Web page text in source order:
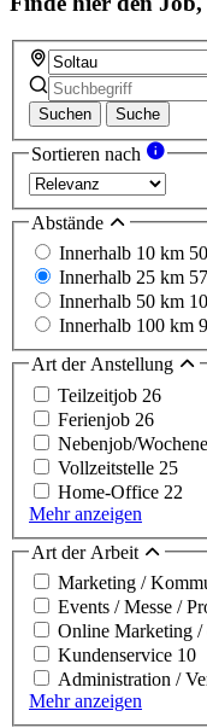
Suchen Suche
Sortieren nach
Abstände
Innerhalb 10 km 50
Innerhalb 25 km 57
Innerhalb 50 km
Innerhalb 100 km
Art der Anstellung
Teilzeitjob 26
Ferienjob 26
Nebenjob/
Vollzeitstelle 25
Home-Office 22
Mehr anzeigen
Art der Arbeit
Marketing /
Events / Messe /
Online Marketing /
Kundenservice 10
Administration /
Mehr anzeigen